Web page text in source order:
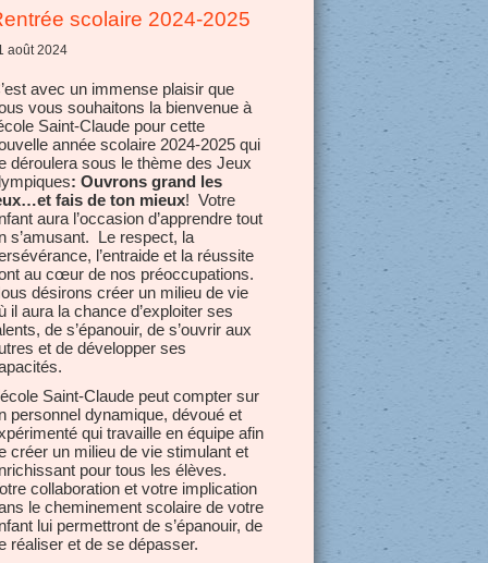
scolaire 2024-2025
août 2024
avec un immense plaisir que
vous souhaitons la bienvenue à
Saint-Claude pour cette
année scolaire 2024-2025 qui
déroulera sous le thème des Jeux
: Ouvrons grand les
fais de ton mieux! Votre
aura l’occasion d’apprendre tout
s’amusant. Le respect, la
l’entraide et la réussite
au cœur de nos préoccupations.
désirons créer un milieu de vie
il aura la chance d’exploiter ses
de s’épanouir, de s’ouvrir aux
et de développer ses
Saint-Claude peut compter sur
personnel dynamique, dévoué et
qui travaille en équipe afin
créer un milieu de vie stimulant et
pour tous les élèves.
collaboration et votre implication
le cheminement scolaire de votre
lui permettront de s’épanouir, de
réaliser et de se dépasser.